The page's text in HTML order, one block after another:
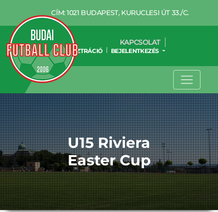
CÍM: 1021 BUDAPEST, KURUCLESI ÚT 33./C.
KAPCSOLAT
REGISZTRÁCIÓ BEJELENTKEZÉS
U15 Riviera
Easter Cup